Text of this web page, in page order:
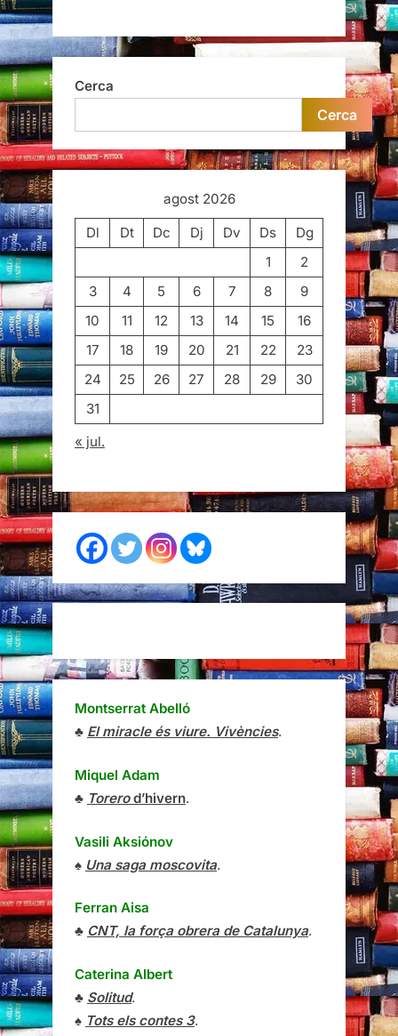
Cerca
Cerca
agost 2026
Dl
Dt Dc Dj Dv Ds
Dg
1
2
3
4 5 6 7 8
9
10
11 12 13 14 15
16
17
18 19 20 21 22
23
24
25 26 27 28 29
30
31
« jul.
Montserrat Abelló
♣ El miracle és viure. Vivències.
Miquel Adam
♣ Torerod’hivern.
Vasili Aksiónov
♠ Una saga moscovita.
Ferran Aisa
♣ CNT, la força obrera de Catalunya.
Caterina Albert
♣ Solitud.
♠ Tots els contes 3.